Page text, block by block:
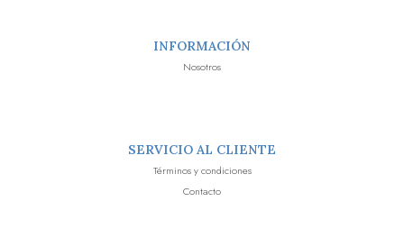
INFORMACIÓN
Nosotros
SERVICIO AL CLIENTE
Términos y condiciones
Contacto